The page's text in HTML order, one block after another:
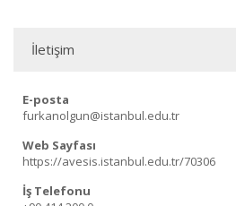
İletişim
E-posta
furkanolgun@istanbul.edu.tr
Web Sayfası
https://avesis.istanbul.edu.tr/70306
İş Telefonu